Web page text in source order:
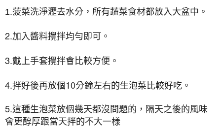
1.菠菜洗淨瀝去水分，所有蔬菜食材都放入大盆中。
2.加入醬料攪拌均勻即可。
3.戴上手套攪拌會比較方便。
4.拌好後再放個10分鐘左右的生泡菜比較好吃。
5.這種生泡菜放個幾天都沒問題的，隔天之後的風味
會更醇厚跟當天拌的不大一樣